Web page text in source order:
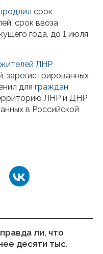
срок
срок ввоза
года, до 1 июля
жителей ЛНР
зарегистрированных
для граждан
ЛНР и ДНР
в Российской
ли, что
десяти тыс.